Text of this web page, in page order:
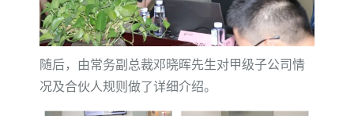
随后，由常务副总裁邓晓晖先生对甲级子公司情
况及合伙人规则做了详细介绍。